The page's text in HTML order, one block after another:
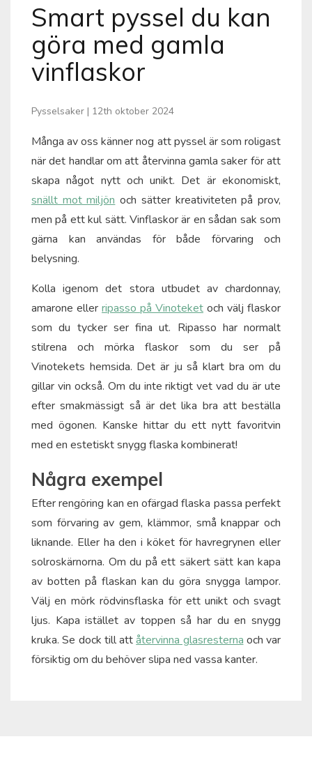
Smart pyssel du kan
göra med gamla
vinflaskor
Pysselsaker | 12th oktober 2024
Många av oss känner nog att pyssel är som roligast
när det handlar om att återvinna gamla saker för att
skapa något nytt och unikt. Det är ekonomiskt,
snällt mot miljön och sätter kreativiteten på prov,
men på ett kul sätt. Vinflaskor är en sådan sak som
gärna kan användas för både förvaring och
belysning.
Kolla igenom det stora utbudet av chardonnay,
amarone eller ripasso på Vinoteket och välj flaskor
som du tycker ser fina ut. Ripasso har normalt
stilrena och mörka flaskor som du ser på
Vinotekets hemsida. Det är ju så klart bra om du
gillar vin också. Om du inte riktigt vet vad du är ute
efter smakmässigt så är det lika bra att beställa
med ögonen. Kanske hittar du ett nytt favoritvin
med en estetiskt snygg flaska kombinerat!
Några exempel
Efter rengöring kan en ofärgad flaska passa perfekt
som förvaring av gem, klämmor, små knappar och
liknande. Eller ha den i köket för havregrynen eller
solroskärnorna. Om du på ett säkert sätt kan kapa
av botten på flaskan kan du göra snygga lampor.
Välj en mörk rödvinsflaska för ett unikt och svagt
ljus. Kapa istället av toppen så har du en snygg
kruka. Se dock till attåtervinna glasresterna och var
försiktig om du behöver slipa ned vassa kanter.